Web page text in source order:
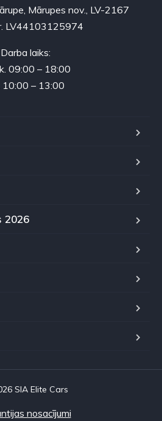
Mārupes nov., LV-2167
LV44103125974
Darba laiks:
09:00 – 18:00
10:00 – 13:00
2026
SIA Elite Cars
nosacījumi